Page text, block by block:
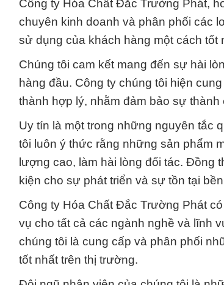
Công ty Hóa Chất Đắc Trường Phát,
chuyên kinh doanh và phân phối các
sử dụng của khách hàng một cách tốt
Chúng tôi cam kết mang đến sự hài
hàng đầu. Công ty chúng tôi hiện
thành hợp lý, nhằm đảm bảo sự
Uy tín là một trong những nguyên tắc
tôi luôn ý thức rằng những sản phẩm
lượng cao, làm hài lòng đối tác. Đồng
kiện cho sự phát triển và sự tồn tại
Công ty Hóa Chất Đắc Trường Phát
vụ cho tất cả các ngành nghề và lĩnh
chúng tôi là cung cấp và phân phối
tốt nhất trên thị trường.